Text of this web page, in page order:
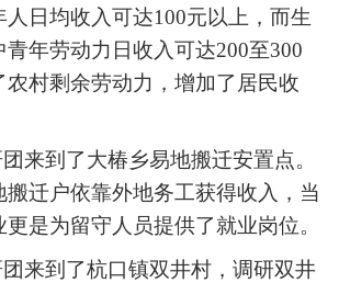
日均收入可达100元以上，而生
年劳动力日收入可达200至300
农村剩余劳动力，增加了居民收
来到了大椿乡易地搬迁安置点。
搬迁户依靠外地务工获得收入，当
是为留守人员提供了就业岗位。
来到了杭口镇双井村，调研双井